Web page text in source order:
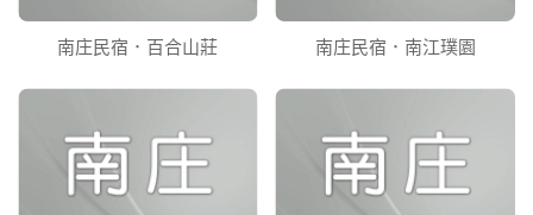
南庄民宿．百合山莊 南庄民宿．南江璞園